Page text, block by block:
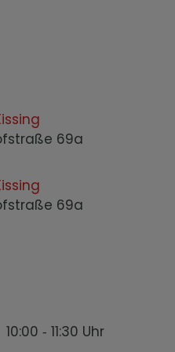
10:00 ‐ 11:30 Uhr
69a
69a